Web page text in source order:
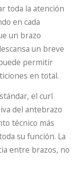
toda la atención
en cada
un brazo
un breve
permitir
en total.
el curl
del antebrazo
técnico más
su función. La
entre brazos, no